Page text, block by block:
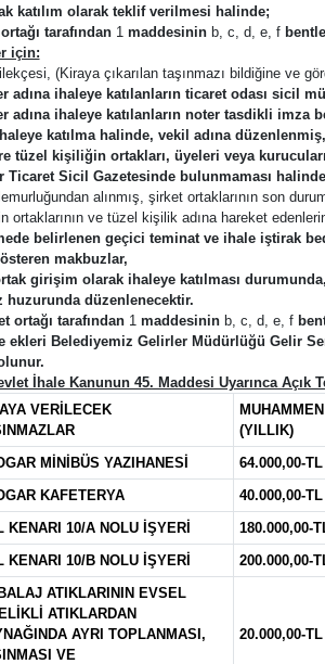
katılım olarak teklif verilmesi halinde;
tarafından 1 maddesinin b, c, d, e, f
için:
(Kiraya çıkarılan taşınmazı bildiğine ve
adına ihaleye katılanların ticaret odası sicil
adına ihaleye katılanların noter tasdikli imza
katılma halinde, vekil adına
tüzel kişiliğin ortakları, üyeleri veya
Ticaret Sicil Gazetesinde bulunmaması
alınmış, şirket ortaklarının son
ortaklarının ve tüzel kişilik adına hareket
belirlenen geçici teminat ve ihale iştirak
makbuzlar,
girişim olarak ihaleye katılması
huzurunda düzenlenecektir.
ortağı tarafından 1 maddesinin b, c, d, e, f
ekleri Belediyemiz Gelirler Müdürlüğü Gelir
İhale Kanunun 45. Maddesi Uyarınca
VERİLECEK
(YILLIK)
MİNİBÜS YAZIHANESİ 64.000,00-TL
KAFETERYA 40.000,00-TL
KENARI 10/A NOLU İŞYERİ 180.000,00-
KENARI 10/B NOLU İŞYERİ 200.000,00-
ATIKLARININ EVSEL
ATIKLARDAN
AYRI TOPLANMASI,
VE
20.000,00-TL